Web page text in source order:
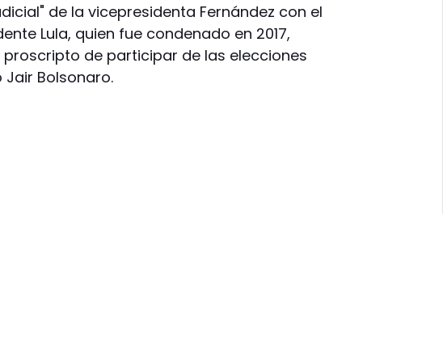
de la vicepresidenta Fernández con el
Lula, quien fue condenado en 2017,
de participar de las elecciones
Jair Bolsonaro.